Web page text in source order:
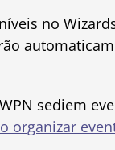
no
sediem
organizar